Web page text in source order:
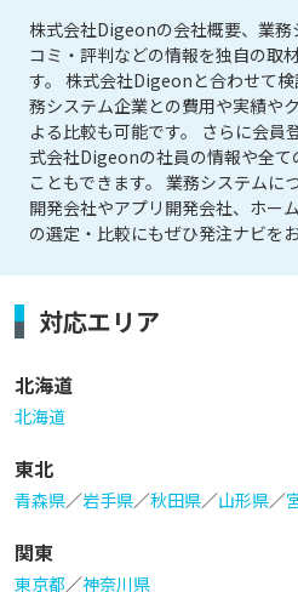
株式会社Digeonの会社概要、業務
コミ・評判などの情報を独自の取
す。 株式会社Digeonと合わせて
務システム企業との費用や実績や
よる比較も可能です。 さらに会員
式会社Digeonの社員の情報や全て
こともできます。 業務システムに
開発会社やアプリ開発会社、ホー
の選定・比較にもぜひ発注ナビを
対応エリア
北海道
北海道
東北
青森県／岩手県／秋田県／山形県／
関東
東京都／神奈川県